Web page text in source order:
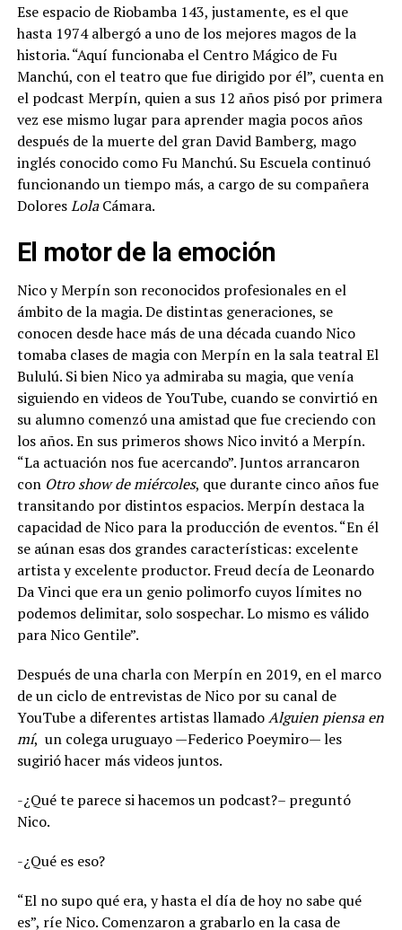
Ese espacio de Riobamba 143, justamente, es el que
hasta 1974 albergó a uno de los mejores magos de la
historia. “Aquí funcionaba el Centro Mágico de Fu
Manchú, con el teatro que fue dirigido por él”, cuenta en
el podcast Merpín, quien a sus 12 años pisó por primera
vez ese mismo lugar para aprender magia pocos años
después de la muerte del gran David Bamberg, mago
inglés conocido como Fu Manchú. Su Escuela continuó
funcionando un tiempo más, a cargo de su compañera
DoloresLolaCámara.
El motor de la emoción
Nico y Merpín son reconocidos profesionales en el
ámbito de la magia. De distintas generaciones, se
conocen desde hace más de una década cuando Nico
tomaba clases de magia con Merpín en la sala teatral El
Bululú. Si bien Nico ya admiraba su magia, que venía
siguiendo en videos de YouTube, cuando se convirtió en
su alumno comenzó una amistad que fue creciendo con
los años. En sus primeros shows Nico invitó a Merpín.
“La actuación nos fue acercando”. Juntos arrancaron
con Otro show de miércoles, que durante cinco años fue
transitando por distintos espacios. Merpín destaca la
capacidad de Nico para la producción de eventos. “En él
se aúnan esas dos grandes características: excelente
artista y excelente productor. Freud decía de Leonardo
Da Vinci que era un genio polimorfo cuyos límites no
podemos delimitar, solo sospechar. Lo mismo es válido
para Nico Gentile”.
Después de una charla con Merpín en 2019, en el marco
de un ciclo de entrevistas de Nico por su canal de
YouTube a diferentes artistas llamadoAlguien piensa en
mí, un colega uruguayo —Federico Poeymiro— les
sugirió hacer más videos juntos.
-¿Qué te parece si hacemos un podcast?– preguntó
Nico.
-¿Qué es eso?
“El no supo qué era, y hasta el día de hoy no sabe qué
es”, ríe Nico. Comenzaron a grabarlo en la casa de